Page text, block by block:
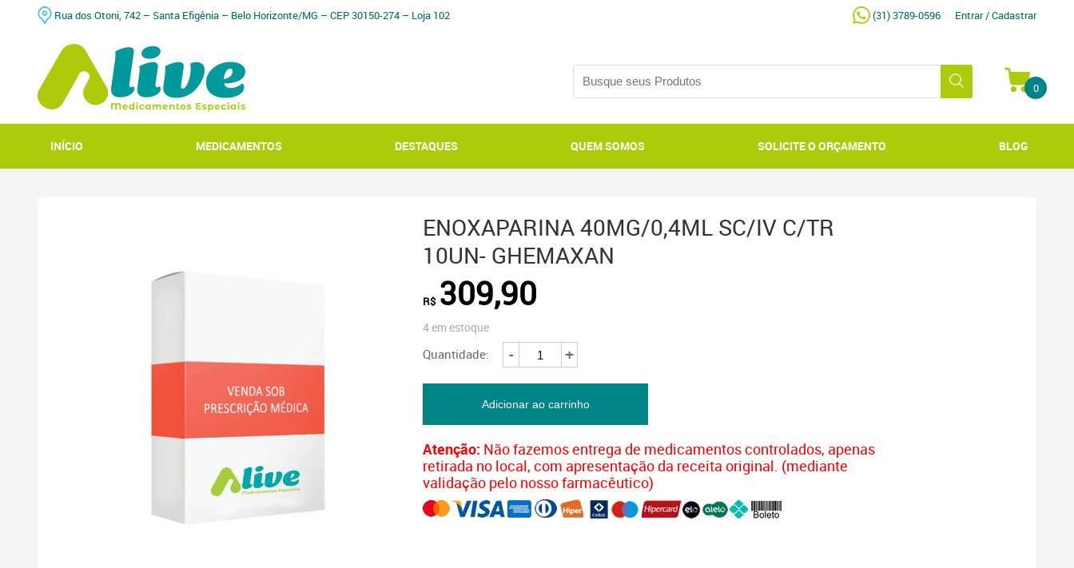
Rua dos Otoni, 742 – Santa Efigênia – Belo Horizonte/MG – CEP 30150-274 – Loja 102 (31) 3789-0596 Entrar / Cadastrar
0
INÍCIO MEDICAMENTOS DESTAQUES QUEM SOMOS SOLICITE O ORÇAMENTO BLOG
ENOXAPARINA 40MG/0,4ML SC/IV C/TR
10UN- GHEMAXAN
R$ 309,90
4 em estoque
ENOXAPARINA
40MG/0,4ML
Quantidade: - +
Adicionar ao carrinho
Atenção: Não fazemos entrega de medicamentos controlados, apenas
retirada no local, com apresentação da receita original. (mediante
validação pelo nosso farmacêutico)